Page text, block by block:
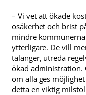
– Vi vet att ökade
osäkerhet och brist
mindre
ytterligare. De vill
talanger, utreda
ökad administration.
om alla ges
detta en viktig